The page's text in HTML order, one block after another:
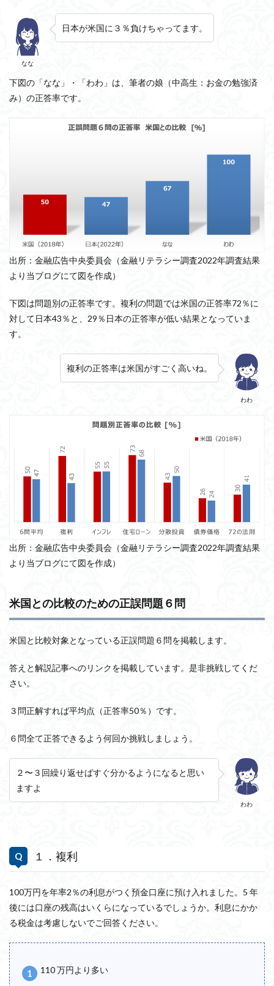
なな
日本が米国に３％負けちゃってます。
下図の「なな」・「わわ」は、筆者の娘（中高生：お金の勉強済
み）の正答率です。
出所：金融広告中央委員会（金融リテラシー調査2022年調査結果
より当ブログにて図を作成）
下図は問題別の正答率です。複利の問題では米国の正答率72％に
対して日本43％と、29％日本の正答率が低い結果となっていま
す。
わわ
複利の正答率は米国がすごく高いね。
出所：金融広告中央委員会（金融リテラシー調査2022年調査結果
より当ブログにて図を作成）
米国との比較のための正誤問題６問
米国と比較対象となっている正誤問題６問を掲載します。
答えと解説記事へのリンクを掲載しています。是非挑戦してくだ
さい。
３問正解すれば平均点（正答率50％）です。
６問全て正答できるよう何回か挑戦しましょう。
わわ
２〜３回繰り返せばすぐ分かるようになると思い
ますよ
１．複利
100万円を年率2％の利息がつく預金口座に預け入れました。5 年
後には口座の残高はいくらになっているでしょうか。利息にかか
る税金は考慮しないでご回答ください。
110 万円より多い